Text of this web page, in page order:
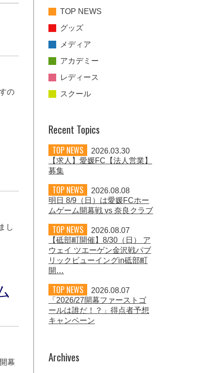
の
し
幕
TOP NEWS
グッズ
メディア
アカデミー
レディース
スクール
Recent Topics
TOP NEWS
2026.03.30
【求人】愛媛FC【法人営業】
募集
TOP NEWS
2026.08.08
明日 8/9（日）は愛媛FCホー
ムゲーム開幕戦 vs 奈良クラブ
TOP NEWS
2026.08.07
【砥部町開催】8/30（日） ア
ウェイ ツエーゲン金沢戦パブ
リックビューイングin砥部町
開…
TOP NEWS
2026.08.07
「2026/27開幕ファーストゴ
ールは誰だ！？」得点者予想
キャンペーン
Archives